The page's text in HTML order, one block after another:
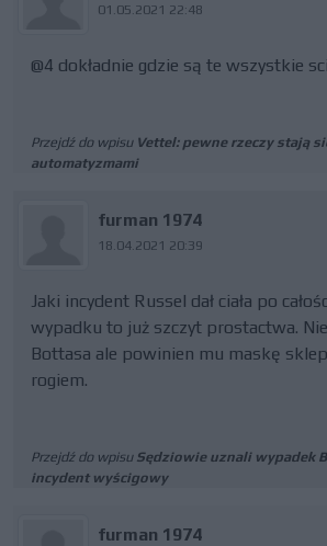
01.05.2021 22:48
@4 dokładnie gdzie są te wszystkie
Przejdź do wpisu Vettel: pewne rzeczy stają
automatyzmami
furman 1974
18.04.2021 20:39
Jaki incydent Russel dał ciała po
wypadku to już szczyt prostactwa.
Bottasa ale powinien mu maskę
rogiem.
Przejdź do wpisu Sędziowie uznali wypadek
incydent wyścigowy
furman 1974